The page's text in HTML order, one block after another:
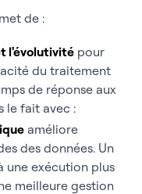
de :
l'évolutivité pour
du traitement
de réponse aux
le fait avec :
améliore
des données. Un
une exécution plus
meilleure gestion